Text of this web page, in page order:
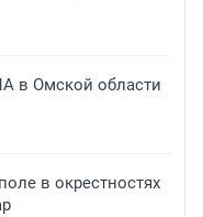
в Омской области
в окрестностях